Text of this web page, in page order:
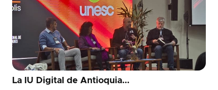
La IU Digital de Antioquia...